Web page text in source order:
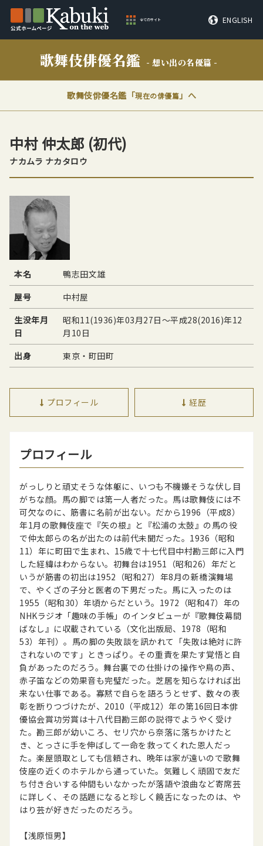
全てのサイト ENGLISH
歌舞伎俳優名鑑 - 想い出の名優篇 -
歌舞伎俳優名鑑「現在の俳優篇」へ
中村 仲太郎 (初代)
ナカムラ ナカタロウ
本名
鴨志田文雄
屋号
中村屋
生没年月
日
昭和11(1936)年03月27日〜平成28(2016)年12
月10日
出身
東京・町田町
プロフィール 経歴
プロフィール
がっしりと頑丈そうな体躯に、いつも不機嫌そうな伏し目
がちな顔。馬の脚では第一人者だった。馬は歌舞伎には不
可欠なのに、筋書に名前が出ない。だから1996（平成8）
年1月の歌舞伎座で『矢の根』と『松浦の太鼓』の馬の役
で仲太郎らの名が出たのは前代未聞だった。1936（昭和
11）年に町田で生まれ、15歳で十七代目中村勘三郎に入門
した経緯はわからない。初舞台は1951（昭和26）年だと
いうが筋書の初出は1952（昭和27）年8月の新橋演舞場
で、やくざの子分と医者の下男だった。馬に入ったのは
1955（昭和30）年頃からだという。1972（昭和47）年の
NHKラジオ「趣味の手帳」のインタビューが『歌舞伎幕間
ばなし』に収載されている（文化出版局、1978（昭和
53）年刊）。馬の脚の失敗談を訊かれて「失敗は絶対に許
されないのです」ときっぱり。その重責を果たす覚悟と自
負があったのだろう。舞台裏での仕掛けの操作や鳥の声、
赤子笛などの効果音も完璧だった。芝居を知らなければ出
来ない仕事である。寡黙で自らを語ろうとせず、数々の表
彰を断りつづけたが、2010（平成12）年の第16回日本俳
優協会賞功労賞は十八代目勘三郎の説得でようやく受け
た。勘三郎が幼いころ、セリ穴から奈落に落ちかけたと
き、とっさに手を伸ばして一命を救ってくれた恩人だっ
た。楽屋頭取としても信頼され、晩年は家が遠いので歌舞
伎座の近くのホテルから通っていた。気難しく頑固で友だ
ち付き合いする仲間もいなかったが落語や浪曲など寄席芸
に詳しく、その話題になると珍しく饒舌になったのは、や
はり芸が好きだったのだろう。
【浅原恒男】